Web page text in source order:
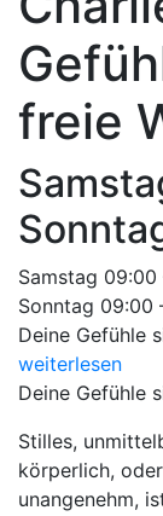
freie
Samstag 09:00
Sonntag 09:00
Deine Gefühle
weiterlesen
Deine Gefühle
Stilles,
körperlich,
unangenehm,